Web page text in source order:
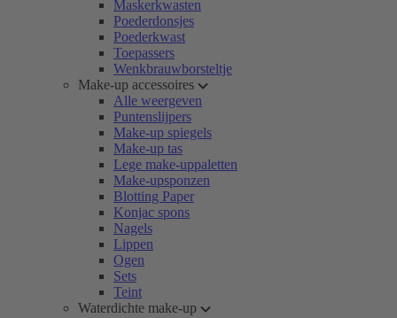
Maskerkwasten
Poederdonsjes
Poederkwast
Toepassers
Wenkbrauwborsteltje
Make-up accessoires
Alle weergeven
Puntenslijpers
Make-up spiegels
Make-up tas
Lege make-uppaletten
Make-upsponzen
Blotting Paper
Konjac spons
Nagels
Lippen
Ogen
Sets
Teint
Waterdichte make-up